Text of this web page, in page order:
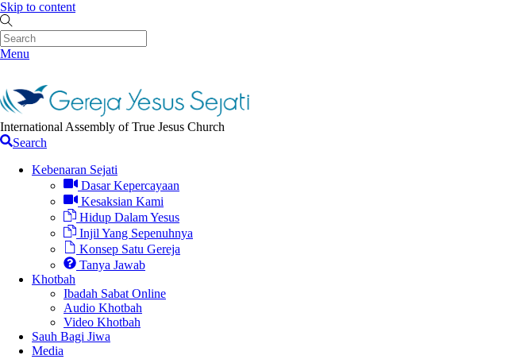
Skip to content
Menu
International Assembly of True Jesus Church
Search
Kebenaran Sejati
Dasar Kepercayaan
Kesaksian Kami
Hidup Dalam Yesus
Injil Yang Sepenuhnya
Konsep Satu Gereja
Tanya Jawab
Khotbah
Ibadah Sabat Online
Audio Khotbah
Video Khotbah
Sauh Bagi Jiwa
Media